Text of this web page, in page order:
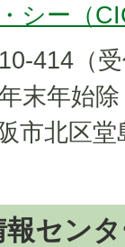
シー（
414（
末年始
市北区
セン